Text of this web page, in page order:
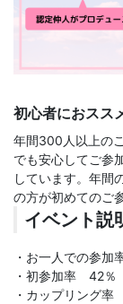
初心者におスス
年間300人以上の
でも安心してご参
しています。年間
の方が初めてのご
イベント説
・お一人での参
・初参加率 42％
・カップリング